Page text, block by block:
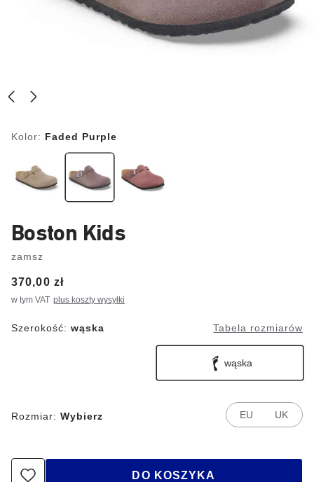
Kolor: Faded Purple
Boston Kids
zamsz
Price:
370,00 zł
w tym VAT plus koszty wysyłki
Szerokość: wąska Tabela rozmiarów
wąska
Rozmiar: Wybierz EU UK
DO KOSZYKA